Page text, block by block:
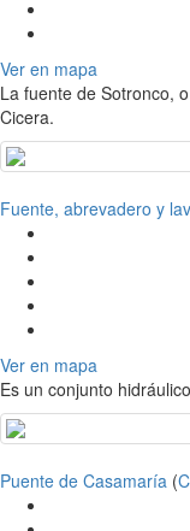
Ver en mapa
La fuente de Sotronco,
Cicera.
Fuente, abrevadero y
Ver en mapa
Es un conjunto
Puente de Casamaría (